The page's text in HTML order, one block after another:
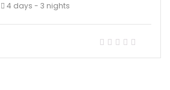
4 days - 3 nights